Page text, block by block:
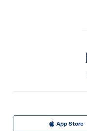
App Store